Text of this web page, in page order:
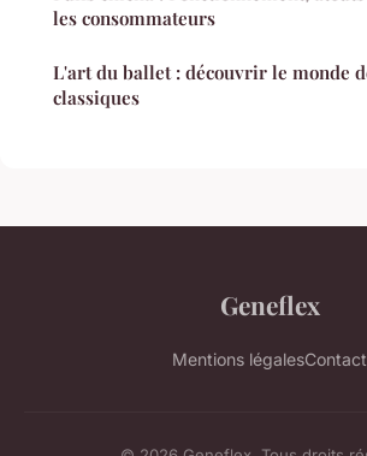
les consommateurs
L'art du ballet : découvrir le monde
classiques
Geneflex
Mentions légalesContact